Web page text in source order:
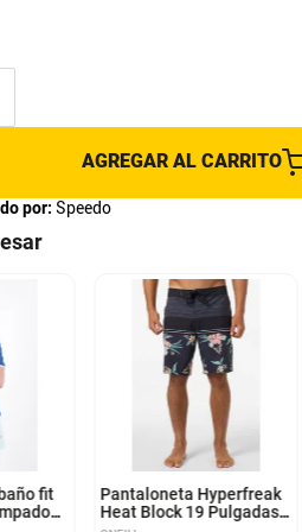
AGREGAR AL CARRITO
por: Speedo
fit
32 34
Pantaloneta Hyperfreak
Heat Block 19 Pulgadas